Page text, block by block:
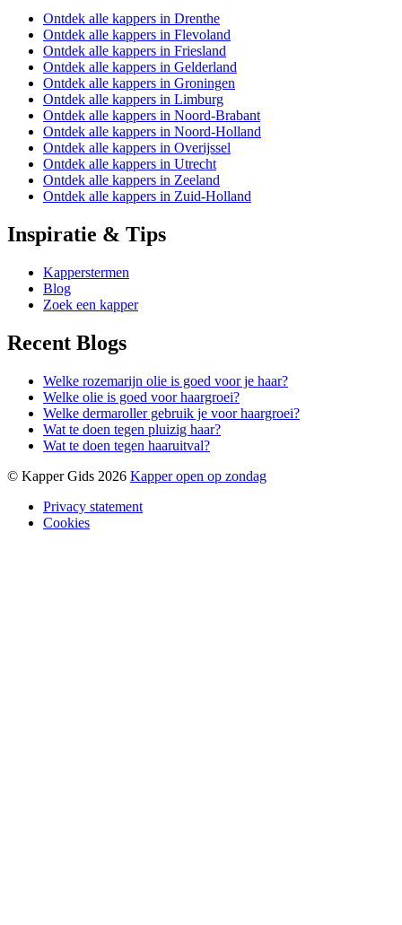
Ontdek alle kappers in Drenthe
Ontdek alle kappers in Flevoland
Ontdek alle kappers in Friesland
Ontdek alle kappers in Gelderland
Ontdek alle kappers in Groningen
Ontdek alle kappers in Limburg
Ontdek alle kappers in Noord-Brabant
Ontdek alle kappers in Noord-Holland
Ontdek alle kappers in Overijssel
Ontdek alle kappers in Utrecht
Ontdek alle kappers in Zeeland
Ontdek alle kappers in Zuid-Holland
Inspiratie & Tips
Kapperstermen
Blog
Zoek een kapper
Recent Blogs
Welke rozemarijn olie is goed voor je haar?
Welke olie is goed voor haargroei?
Welke dermaroller gebruik je voor haargroei?
Wat te doen tegen pluizig haar?
Wat te doen tegen haaruitval?
© Kapper Gids 2026 Kapper open op zondag
Privacy statement
Cookies